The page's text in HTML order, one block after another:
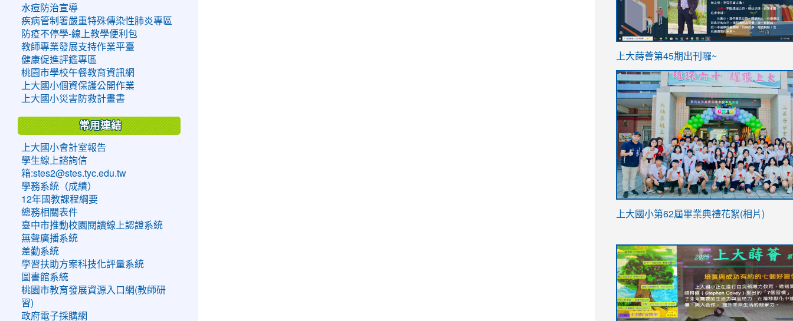
水痘防治宣導
疾病管制署嚴重特殊傳染性肺炎專區
防疫不停學-線上教學便利包
教師專業發展支持作業平臺
健康促進評鑑專區
桃園市學校午餐教育資訊網
上大國小個資保護公開作業
上大國小災害防救計畫書
常用連結
上大國小會計室報告
學生線上諮詢信
箱:stes2@stes.tyc.edu.tw
學務系統（成績）
12年國教課程綱要
總務相關表件
臺中市推動校園閱讀線上認證系統
無聲廣播系統
差勤系統
學習扶助方案科技化評量系統
圖書館系統
桃園市教育發展資源入口網(教師研
習)
政府電子採購網
ink
https://sites.google.com/stes.tyc.edu.tw/
link
https://sites.google.com/stes.tyc.edu.tw/
上大蒔薈第45期出刊囉~
link
YfDQppRvyMk686kIw6SBbssEIZ6WnT/
usp=sharing
上大國小第62屆畢業典禮花絮(相片)
to
https://drive.google.com/file/d/1I-
YfDQppRvyMk686kIw6SBbssEIZ6WnT/
usp=sharing
to
https://sites.google.com/stes.tyc.edu.tw/